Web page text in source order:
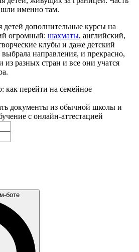
именно там.
детей дополнительные курсы на
огромный: шахматы, английский,
клубы и даже детский
направления, и прекрасно,
из разных стран и все они учатся
как перейти на семейное
документы из обычной школы и
с онлайн‑аттестацией
боте